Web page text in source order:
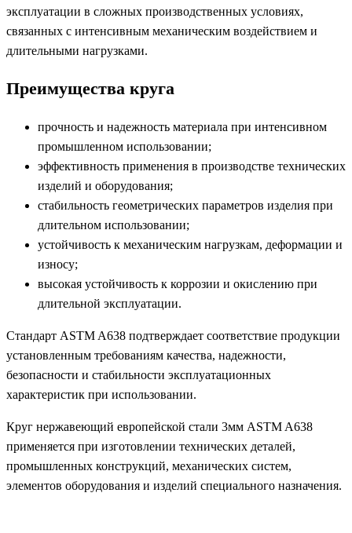
эксплуатации в сложных производственных условиях,
связанных с интенсивным механическим воздействием и
длительными нагрузками.
Преимущества круга
прочность и надежность материала при интенсивном
промышленном использовании;
эффективность применения в производстве технических
изделий и оборудования;
стабильность геометрических параметров изделия при
длительном использовании;
устойчивость к механическим нагрузкам, деформации и
износу;
высокая устойчивость к коррозии и окислению при
длительной эксплуатации.
Стандарт ASTM A638 подтверждает соответствие продукции
установленным требованиям качества, надежности,
безопасности и стабильности эксплуатационных
характеристик при использовании.
Круг нержавеющий европейской стали 3мм ASTM A638
применяется при изготовлении технических деталей,
промышленных конструкций, механических систем,
элементов оборудования и изделий специального назначения.